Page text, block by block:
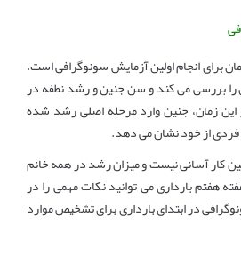
برای انجام اولین آزمایش سونوگرافی است.
بررسی می کند و سن جنین و رشد نطفه در
زمان، جنین وارد مرحله اصلی رشد شده
از خود نشان می دهد.
کار آسانی نیست و میزان رشد در همه خانم
هفتم بارداری می توانید نکات مهمی را در
در ابتدای بارداری برای تشخیص موارد